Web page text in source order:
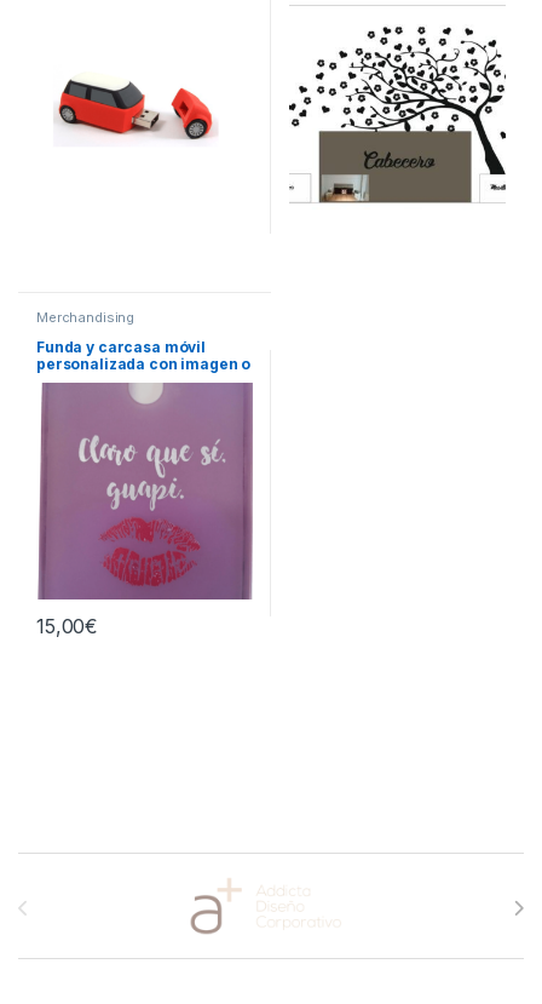
Merchandising
Funda y carcasa móvil
personalizada con imagen o
frase
15,00€
Brands Carousel